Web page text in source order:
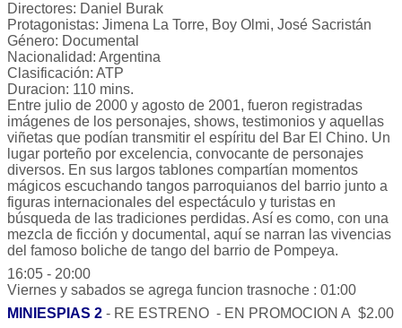
Directores: Daniel Burak
Protagonistas: Jimena La Torre, Boy Olmi, José Sacristán
Género: Documental
Nacionalidad: Argentina
Clasificación: ATP
Duracion: 110 mins.
Entre julio de 2000 y agosto de 2001, fueron registradas
imágenes de los personajes, shows, testimonios y aquellas
viñetas que podían transmitir el espíritu del Bar El Chino. Un
lugar porteño por excelencia, convocante de personajes
diversos. En sus largos tablones compartían momentos
mágicos escuchando tangos parroquianos del barrio junto a
figuras internacionales del espectáculo y turistas en
búsqueda de las tradiciones perdidas. Así es como, con una
mezcla de ficción y documental, aquí se narran las vivencias
del famoso boliche de tango del barrio de Pompeya.
16:05 - 20:00
Viernes y sabados se agrega funcion trasnoche : 01:00
MINIESPIAS 2 - RE ESTRENO - EN PROMOCION A $2.00